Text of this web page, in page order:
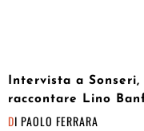
Intervista a
raccontare Lino
DI PAOLO FERRARA